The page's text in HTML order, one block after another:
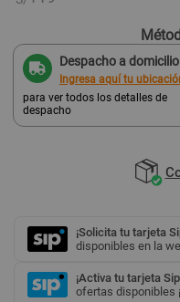
Despacho a domicilio
Ingresa aquí tu
para ver todos los detalles de
despacho
¡Solicita tu tarjeta
disponibles en la
¡Activa tu tarjeta Sip
ofertas disponibles